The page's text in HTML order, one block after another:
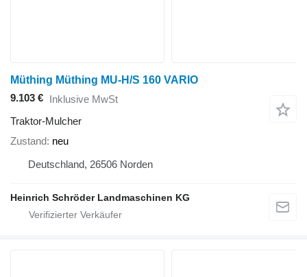
Müthing Müthing MU-H/S 160 VARIO
9.103 € Inklusive MwSt
Traktor-Mulcher
Zustand neu
Deutschland, 26506 Norden
Heinrich Schröder Landmaschinen KG